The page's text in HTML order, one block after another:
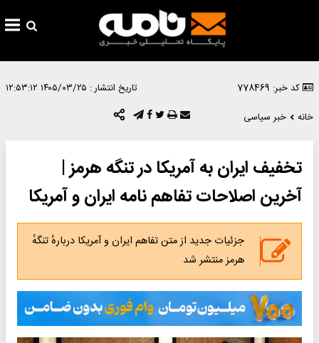
کد خبر: 778469 تاریخ انتشار : ۱۴۰۵/۰۳/۲۵ ۱۲:۵۳:۱۲
خانه
خبر سیاسی
تخفیف ایران به آمریکا در تنگه هرمز |
آخرین اصلاحات تفاهم نامه ایران و آمریکا
جزئیات جدید از متن تفاهم ایران و آمریکا دربارهٔ تنگهٔ
هرمز منتشر شد